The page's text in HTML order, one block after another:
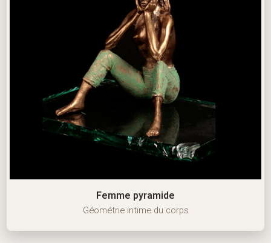
Femme pyramide
Géométrie intime du corps